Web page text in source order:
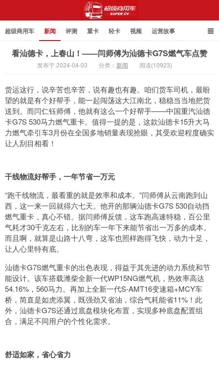
超级商用车 新闻 评测 重卡 轻卡 视频 运营故事
看汕德卡，上春山！——闫师傅为汕德卡G7S燃气车点赞
发布于 2024-04-03 分类： 新闻 阅读(10923)
货运这行，说辛苦也辛苦，说有趣也有趣。咱们货车司机，最盼
望的就是有个好帮手，能一起闯荡这大江南北，稳稳当当地把货
送到。而闫仁钰师傅，他就有这么一个好帮手——中国重汽汕德
卡G7S 530马力燃气重卡。值得一提的是，这款汕德卡15升大马
力燃气牵引车3月份在全国多地销量表现抢眼，其受欢迎程度确实
让人刮目相看！
干线物流好帮手，一年节省一万元
“跑干线物流，最看重的就是效率和成本。”闫师傅从云南跑到山
西，这一来一回就得六七天。他开的那辆汕德卡G7S 530自动挡
燃气重卡，真心不错。据闫师傅反馈，这车跑高速特稳，百公里
气耗才30千克左右，比别的车一年下来能节省出一万多的成本。
而且啊，就算是山路十八弯，这车也照样跑得飞快，动力十足，
让人心里特有底。
汕德卡G7S燃气重卡的出色表现，得益于其先进的动力系统和节
能设计。该车搭载潍柴全新一代WP15NG燃气机，热效率高达
54.16%，560马力。再加上全新一代S-AMT16变速箱+MCY车
桥，简直是如虎添翼，既强劲又省油，综合气耗能省11%！此
外，汕德卡G7S还通过底盘模块化布置，实现多种底盘配置组
合，满足不同用户的个性化需求。
舒适如家，省心省力